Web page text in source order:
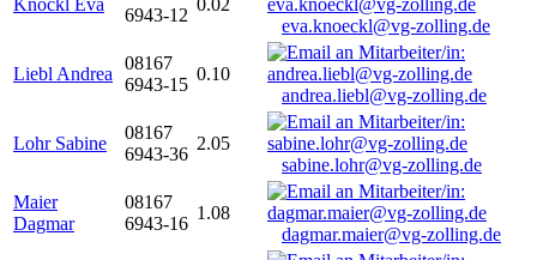
Knöckl Eva
6943-12
0.02
eva.knoeckl@vg-zolling.de
Liebl Andrea
08167
6943-15
0.10
andrea.liebl@vg-zolling.de
Lohr Sabine
08167
6943-36
2.05
sabine.lohr@vg-zolling.de
Maier
Dagmar
08167
6943-16
1.08
dagmar.maier@vg-zolling.de